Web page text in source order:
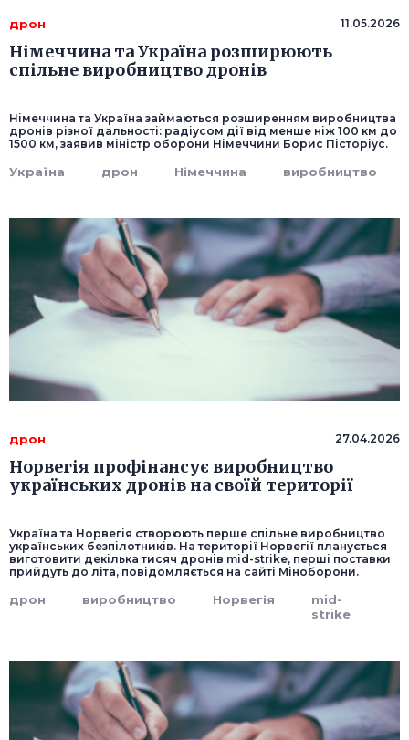
дрон 11.05.2026
Німеччина та Україна розширюють
спільне виробництво дронів
Німеччина та Україна займаються розширенням виробництва
дронів різної дальності: радіусом дії від менше ніж 100 км до
1500 км, заявив міністр оборони Німеччини Борис Пісторіус.
Україна дрон Німеччина виробництво
дрон 27.04.2026
Норвегія профінансує виробництво
українських дронів на своїй території
Україна та Норвегія створюють перше спільне виробництво
українських безпілотників. На території Норвегії планується
виготовити декілька тисяч дронів mid-strike, перші поставки
прийдуть до літа, повідомляється на сайті Міноборони.
дрон виробництво Норвегія
mid-
strike